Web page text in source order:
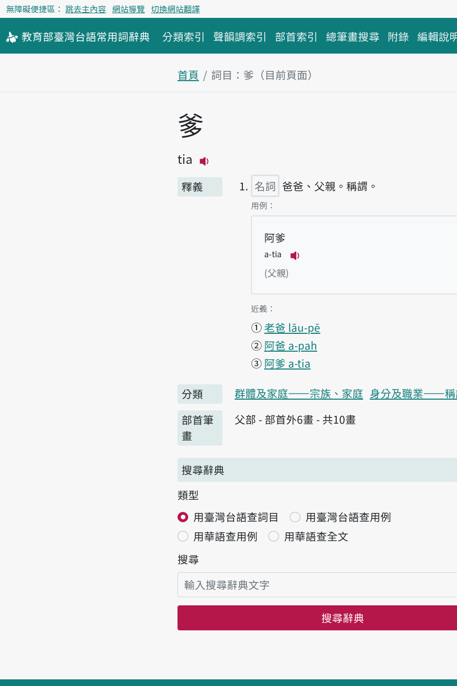
無障礙便捷區： 跳去主內容 網站導覽 切換網站翻譯
教育部臺灣台語常用詞辭典 分類索引 聲韻調索引 部首索引 總筆畫搜尋 附錄 編輯說
首頁 詞目：爹（目前頁面）
主內容區塊
爹
tia
釋義
名詞 爸爸、父親。稱謂。
第1項釋義的
用例：
阿爹
a-tia
(父親)
第1項釋義的
近義：
① 老爸 lāu-pē
② 阿爸 a-pah
③ 阿爹 a-tia
分類 群體及家庭——宗族、家庭 身分及職業——稱
部首筆
畫
父部 - 部首外6畫 - 共10畫
搜尋辭典
類型
用臺灣台語查詞目
用臺灣台語查用例
用華語查用例
用華語查全文
搜尋
搜尋辭典